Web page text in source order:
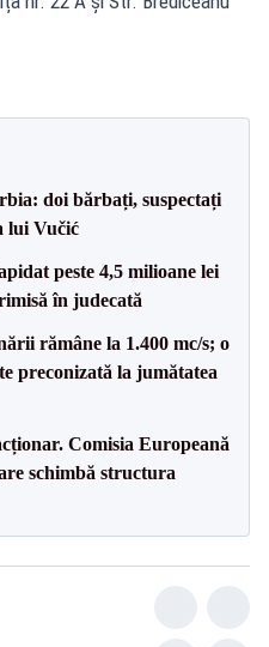
doi bărbați, suspectați
lui Vučić
peste 4,5 milioane lei
în judecată
rămâne la 1.400 mc/s; o
preconizată la jumătatea
Comisia Europeană
schimbă structura